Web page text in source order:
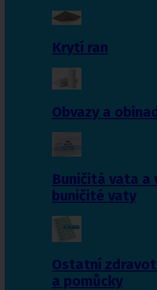
Krytí ran
Obvazy a
Buničitá vata a
buničité vaty
Ostatní
a pomůcky